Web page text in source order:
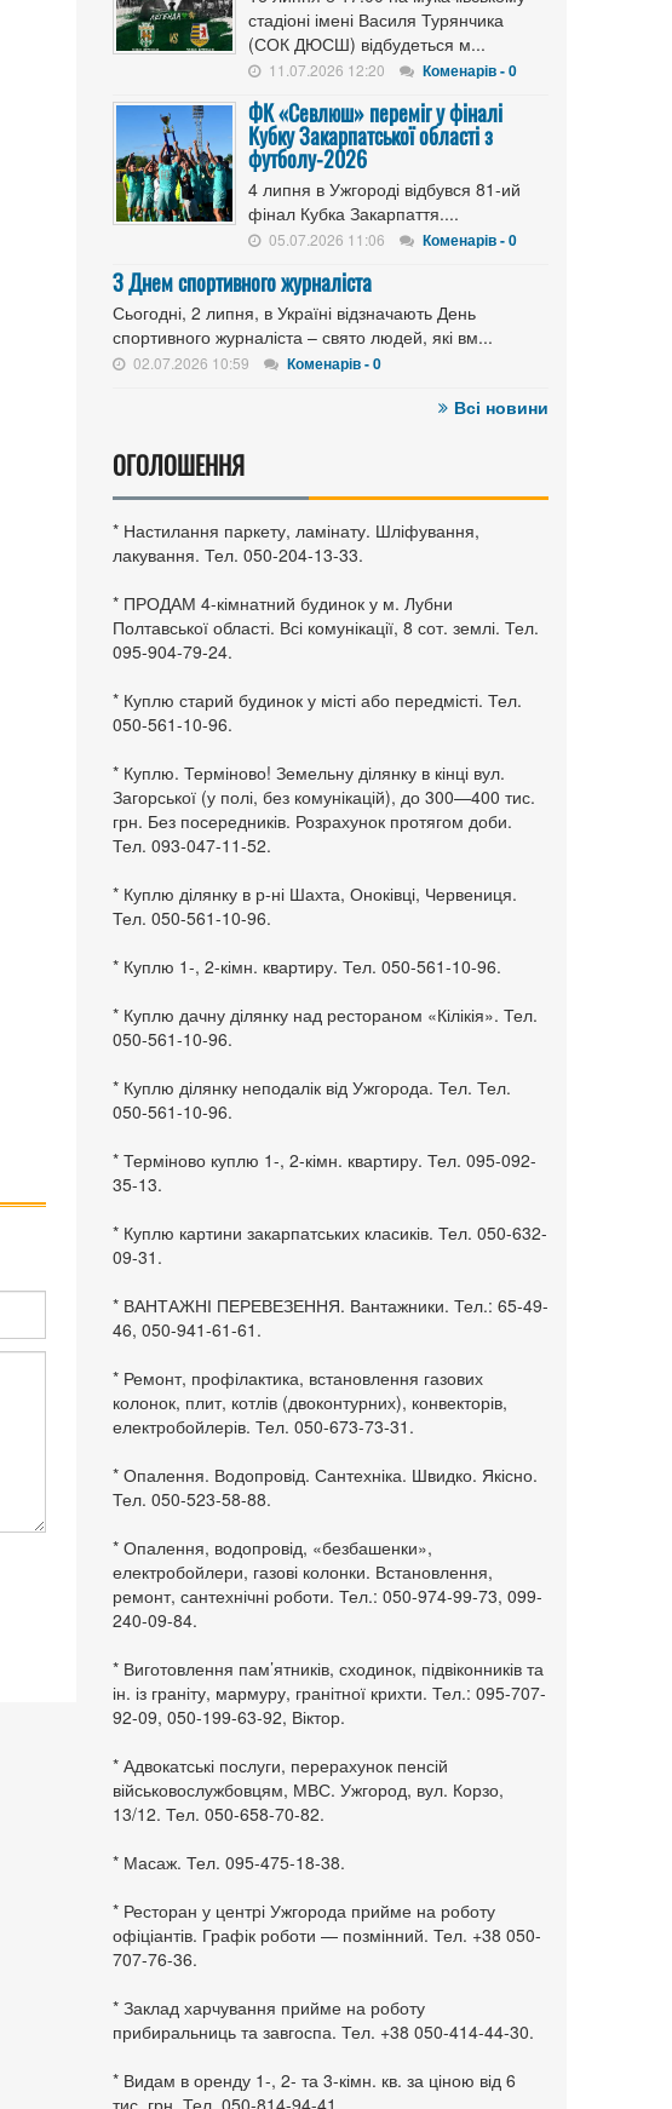
стадіоні імені Василя Турянчика
(СОК ДЮСШ) відбудеться м...
11.07.2026 12:20 Коменарів - 0
ФК «Севлюш» переміг у фіналі
Кубку Закарпатської області з
футболу-2026
4 липня в Ужгороді відбувся 81-ий
фінал Кубка Закарпаття....
05.07.2026 11:06 Коменарів - 0
З Днем спортивного журналіста
Сьогодні, 2 липня, в Україні відзначають День
спортивного журналіста – свято людей, які вм...
02.07.2026 10:59 Коменарів - 0
Всі новини
ОГОЛОШЕННЯ
* Настилання паркету, ламінату. Шліфування,
лакування. Тел. 050-204-13-33.
* ПРОДАМ 4-кімнатний будинок у м. Лубни
Полтавської області. Всі комунікації, 8 сот. землі. Тел.
095-904-79-24.
* Куплю старий будинок у місті або передмісті. Тел.
050-561-10-96.
* Куплю. Терміново! Земельну ділянку в кінці вул.
Загорської (у полі, без комунікацій), до 300—400 тис.
грн. Без посередників. Розрахунок протягом доби.
Тел. 093-047-11-52.
* Куплю ділянку в р-ні Шахта, Оноківці, Червениця.
Тел. 050-561-10-96.
* Куплю 1-, 2-кімн. квартиру. Тел. 050-561-10-96.
* Куплю дачну ділянку над рестораном «Кілікія». Тел.
050-561-10-96.
* Куплю ділянку неподалік від Ужгорода. Тел. Тел.
050-561-10-96.
* Терміново куплю 1-, 2-кімн. квартиру. Тел. 095-092-
35-13.
* Куплю картини закарпатських класиків. Тел. 050-632-
09-31.
* ВАНТАЖНІ ПЕРЕВЕЗЕННЯ. Вантажники. Тел.: 65-49-
46, 050-941-61-61.
* Ремонт, профілактика, встановлення газових
колонок, плит, котлів (двоконтурних), конвекторів,
електробойлерів. Тел. 050-673-73-31.
* Опалення. Водопровід. Сантехніка. Швидко. Якісно.
Тел. 050-523-58-88.
* Опалення, водопровід, «безбашенки»,
електробойлери, газові колонки. Встановлення,
ремонт, сантехнічні роботи. Тел.: 050-974-99-73, 099-
240-09-84.
* Виготовлення пам’ятників, сходинок, підвіконників та
ін. із граніту, мармуру, гранітної крихти. Тел.: 095-707-
92-09, 050-199-63-92, Віктор.
* Адвокатські послуги, перерахунок пенсій
військовослужбовцям, МВС. Ужгород, вул. Корзо,
13/12. Тел. 050-658-70-82.
* Масаж. Тел. 095-475-18-38.
* Ресторан у центрі Ужгорода прийме на роботу
офіціантів. Графік роботи — позмінний. Тел. +38 050-
707-76-36.
* Заклад харчування прийме на роботу
прибиральниць та завгоспа. Тел. +38 050-414-44-30.
* Видам в оренду 1-, 2- та 3-кімн. кв. за ціною від 6
тис. грн. Тел. 050-814-94-41.